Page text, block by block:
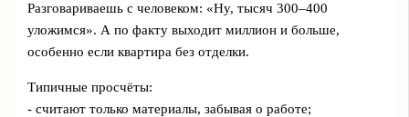
Разговариваешь с человеком: «Ну, тысяч 300–400
уложимся». А по факту выходит миллион и больше,
особенно если квартира без отделки.
Типичные просчёты:
- считают только материалы, забывая о работе;